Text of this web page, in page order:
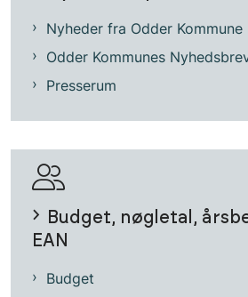
Nyheder fra Odder Kommune
Odder Kommunes
Presserum
Budget, nøgletal,
EAN
Budget